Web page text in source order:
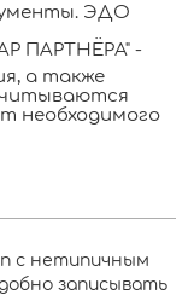
ЭДО
ПАРТНЁРА" -
а также
необходимого
с нетипичным
записывать